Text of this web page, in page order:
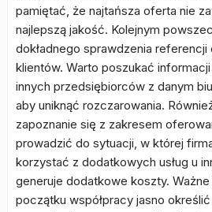
pamiętać, że najtańsza oferta nie
najlepszą jakość. Kolejnym
dokładnego sprawdzenia referencji
klientów. Warto poszukać
innych przedsiębiorców z danym
aby uniknąć rozczarowania.
zapoznanie się z zakresem
prowadzić do sytuacji, w której
korzystać z dodatkowych usług u
generuje dodatkowe koszty.
początku współpracy jasno